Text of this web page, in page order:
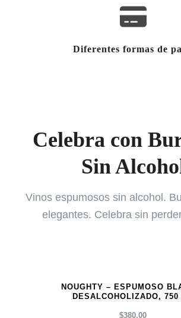
Diferentes formas de
Celebra con
Sin
Vinos espumosos sin alcohol.
elegantes. Celebra sin
NOUGHTY – ESPUMOSO
DESALCOHOLIZADO, 750
$380.00